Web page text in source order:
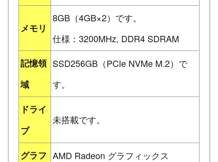
メモリ
8GB（4GB×2）です。
仕様：3200MHz, DDR4 SDRAM
記憶領
域
SSD256GB（PCIe NVMe M.2）で
す。
ドライ
ブ
未搭載です。
グラフ AMD Radeon グラフィックス